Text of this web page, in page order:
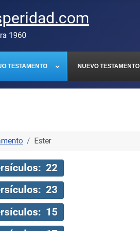
1960
TESTAMENTO NUEVO TESTAMENTO
Ester
22
23
15